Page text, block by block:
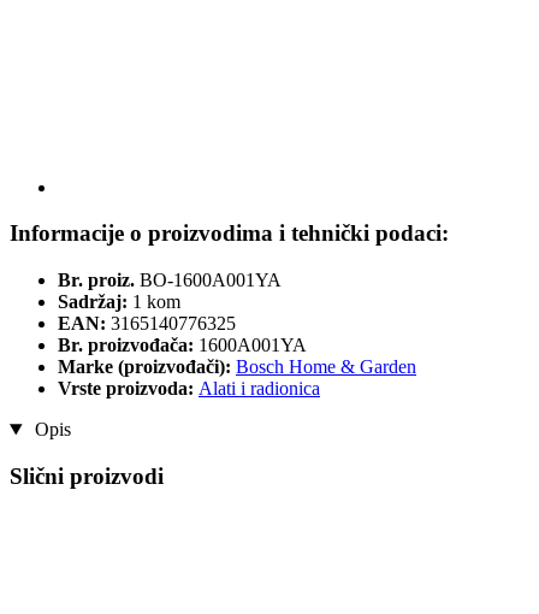
Informacije o proizvodima i tehnički podaci:
Br. proiz. BO-1600A001YA
Sadržaj: 1 kom
EAN: 3165140776325
Br. proizvođača: 1600A001YA
Marke (proizvođači): Bosch Home & Garden
Vrste proizvoda: Alati i radionica
Opis
Slični proizvodi